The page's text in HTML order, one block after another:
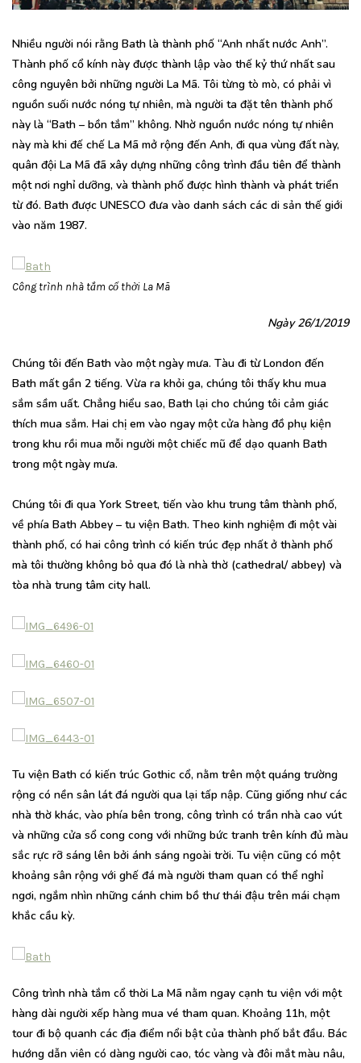
Nhiều người nói rằng Bath là thành phố “Anh nhất nước Anh”.
Thành phố cổ kính này được thành lập vào thế kỷ thứ nhất sau
công nguyên bởi những người La Mã. Tôi từng tò mò, có phải vì
nguồn suối nước nóng tự nhiên, mà người ta đặt tên thành phố
này là “Bath – bồn tắm” không. Nhờ nguồn nước nóng tự nhiên
này mà khi đế chế La Mã mở rộng đến Anh, đi qua vùng đất này,
quân đội La Mã đã xây dựng những công trình đầu tiên để thành
một nơi nghỉ dưỡng, và thành phố được hình thành và phát triển
từ đó. Bath được UNESCO đưa vào danh sách các di sản thế giới
vào năm 1987.
Công trình nhà tắm cổ thời La Mã
Ngày 26/1/2019
Chúng tôi đến Bath vào một ngày mưa. Tàu đi từ London đến
Bath mất gần 2 tiếng. Vừa ra khỏi ga, chúng tôi thấy khu mua
sắm sầm uất. Chẳng hiểu sao, Bath lại cho chúng tôi cảm giác
thích mua sắm. Hai chị em vào ngay một cửa hàng đồ phụ kiện
trong khu rồi mua mỗi người một chiếc mũ để dạo quanh Bath
trong một ngày mưa.
Chúng tôi đi qua York Street, tiến vào khu trung tâm thành phố,
về phía Bath Abbey – tu viện Bath. Theo kinh nghiệm đi một vài
thành phố, có hai công trình có kiến trúc đẹp nhất ở thành phố
mà tôi thường không bỏ qua đó là nhà thờ (cathedral/ abbey) và
tòa nhà trung tâm city hall.
Tu viện Bath có kiến trúc Gothic cổ, nằm trên một quáng trường
rộng có nền sân lát đá người qua lại tấp nập. Cũng giống như các
nhà thờ khác, vào phía bên trong, công trình có trần nhà cao vút
và những cửa sổ cong cong với những bức tranh trên kính đủ màu
sắc rực rỡ sáng lên bởi ánh sáng ngoài trời. Tu viện cũng có một
khoảng sân rộng với ghế đá mà người tham quan có thể nghỉ
ngơi, ngắm nhìn những cánh chim bồ thư thái đậu trên mái chạm
khắc cầu kỳ.
Công trình nhà tắm cổ thời La Mã nằm ngay cạnh tu viện với một
hàng dài người xếp hàng mua vé tham quan. Khoảng 11h, một
tour đi bộ quanh các địa điểm nổi bật của thành phố bắt đầu. Bác
hướng dẫn viên có dàng người cao, tóc vàng và đôi mắt màu nâu,